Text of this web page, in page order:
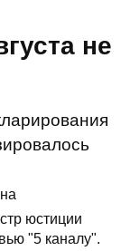
не
юстиции
"5 каналу".